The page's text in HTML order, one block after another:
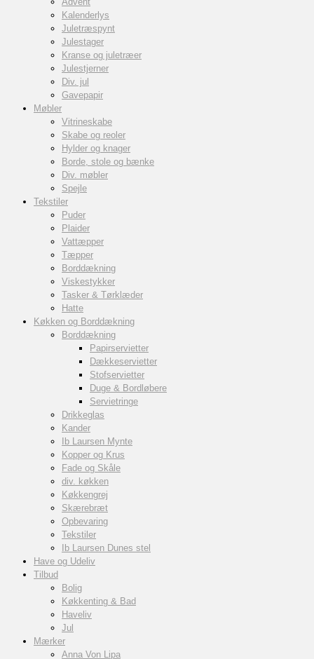
Kalenderlys
Juletræspynt
Julestager
Kranse og juletræer
Julestjerner
Div. jul
Gavepapir
Møbler
Vitrineskabe
Skabe og reoler
Hylder og knager
Borde, stole og bænke
Div. møbler
Spejle
Tekstiler
Puder
Plaider
Vattæpper
Tæpper
Borddækning
Viskestykker
Tasker & Tørklæder
Hatte
Køkken og Borddækning
Borddækning
Papirservietter
Dækkeservietter
Stofservietter
Duge & Bordløbere
Servietringe
Drikkeglas
Kander
Ib Laursen Mynte
Kopper og Krus
Fade og Skåle
div. køkken
Køkkengrej
Skærebræt
Opbevaring
Tekstiler
Ib Laursen Dunes stel
Have og Udeliv
Tilbud
Bolig
Køkkenting & Bad
Haveliv
Jul
Mærker
Anna Von Lipa